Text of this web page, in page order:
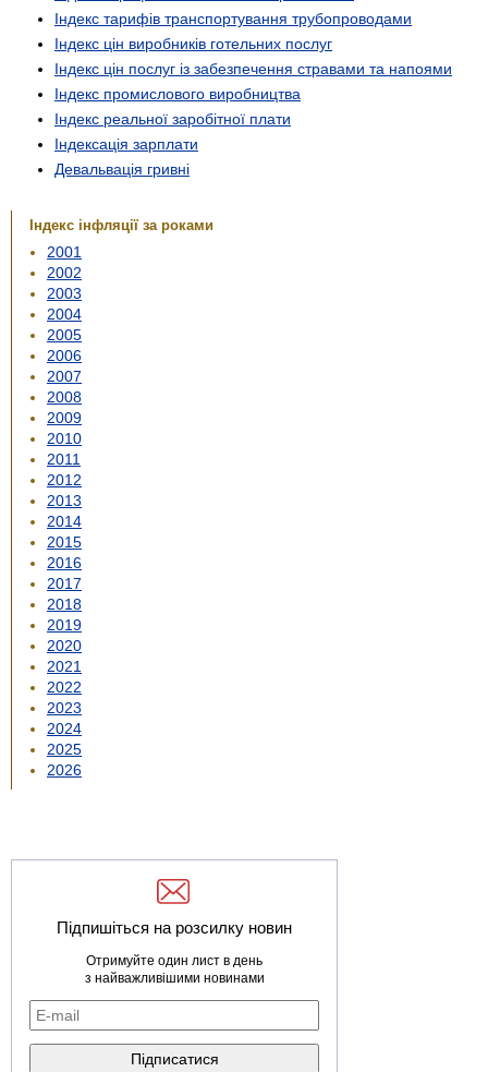
Індекс тарифів транспортування трубопроводами
Індекс цін виробників готельних послуг
Індекс цін послуг із забезпечення стравами та напоями
Індекс промислового виробництва
Індекс реальної заробітної плати
Індексація зарплати
Девальвація гривні
Індекс інфляції за роками
2001
2002
2003
2004
2005
2006
2007
2008
2009
2010
2011
2012
2013
2014
2015
2016
2017
2018
2019
2020
2021
2022
2023
2024
2025
2026
Підпишіться на розсилку новин
Отримуйте один лист в день
з найважливішими новинами